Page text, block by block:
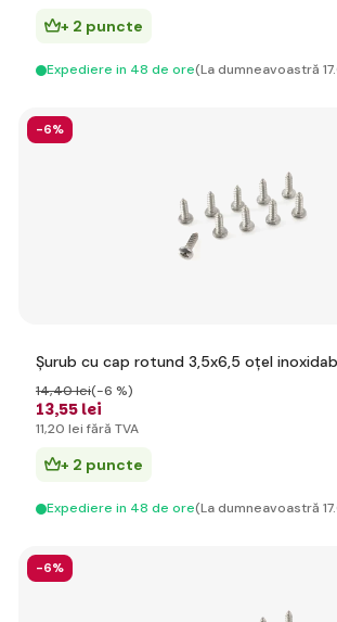
+ 2 puncte
Expediere in 48 de ore(La dumneavoastră
-6%
Șurub cu cap rotund 3,5x6,5 oțel
13,55 lei
14,40 lei(-6 %)
11,20 lei fără TVA
+ 2 puncte
Expediere in 48 de ore(La dumneavoastră
-6%